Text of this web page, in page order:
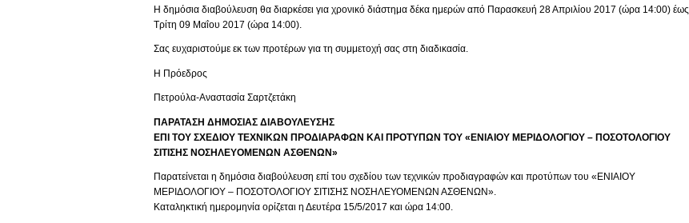
Η δημόσια διαβούλευση θα διαρκέσει για χρονικό διάστημα δέκα ημερών από Παρασκευή 28 Απριλίου 2017 (ώρα 14:00) έως
Τρίτη 09 Μαΐου 2017 (ώρα 14:00).
Σας ευχαριστούμε εκ των προτέρων για τη συμμετοχή σας στη διαδικασία.
Η Πρόεδρος
Πετρούλα-Αναστασία Σαρτζετάκη
ΠΑΡΑΤΑΣΗ ΔΗΜΟΣΙΑΣ ΔΙΑΒΟΥΛΕΥΣΗΣ
ΕΠΙ ΤΟΥ ΣΧΕΔΙΟΥ ΤΕΧΝΙΚΩΝ ΠΡΟΔΙΑΡΑΦΩΝ ΚΑΙ ΠΡΟΤΥΠΩΝ ΤΟΥ «ΕΝΙΑΙΟΥ ΜΕΡΙΔΟΛΟΓΙΟΥ – ΠΟΣΟΤΟΛΟΓΙΟΥ
ΣΙΤΙΣΗΣ ΝΟΣΗΛΕΥΟΜΕΝΩΝ ΑΣΘΕΝΩΝ»
Παρατείνεται η δημόσια διαβούλευση επί του σχεδίου των τεχνικών προδιαγραφών και προτύπων του «ΕΝΙΑΙΟΥ
ΜΕΡΙΔΟΛΟΓΙΟΥ – ΠΟΣΟΤΟΛΟΓΙΟΥ ΣΙΤΙΣΗΣ ΝΟΣΗΛΕΥΟΜΕΝΩΝ ΑΣΘΕΝΩΝ».
Καταληκτική ημερομηνία ορίζεται η Δευτέρα 15/5/2017 και ώρα 14:00.